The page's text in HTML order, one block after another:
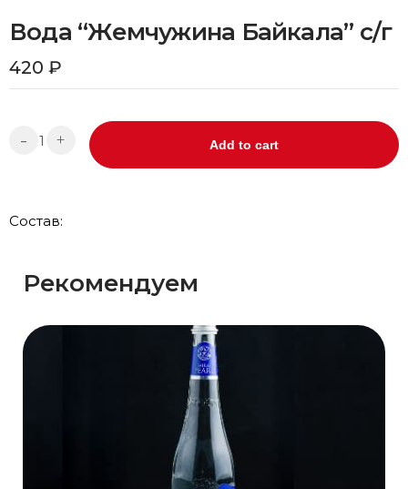
Вода “Жемчужина Байкала” с/г
420 ₽
+
- Add to cart
Состав:
Рекомендуем